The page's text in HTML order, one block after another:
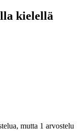
kielellä
mutta 1 arvostelu